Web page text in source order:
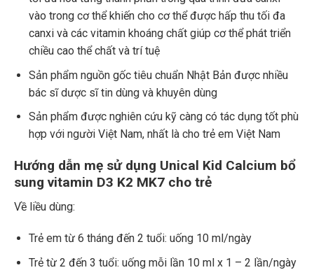
vào trong cơ thể khiến cho cơ thể được hấp thu tối đa
canxi và các vitamin khoáng chất giúp cơ thể phát triển
chiều cao thể chất và trí tuệ
Sản phẩm nguồn gốc tiêu chuẩn Nhật Bản được nhiều
bác sĩ dược sĩ tin dùng và khuyên dùng
Sản phẩm được nghiên cứu kỹ càng có tác dụng tốt phù
hợp với người Việt Nam, nhất là cho trẻ em Việt Nam
Hướng dẫn mẹ sử dụng Unical Kid Calcium bổ
sung vitamin D3 K2 MK7 cho trẻ
Về liều dùng:
Trẻ em từ 6 tháng đến 2 tuổi: uống 10 ml/ngày
Trẻ từ 2 đến 3 tuổi: uống mỗi lần 10 ml x 1 – 2 lần/ngày